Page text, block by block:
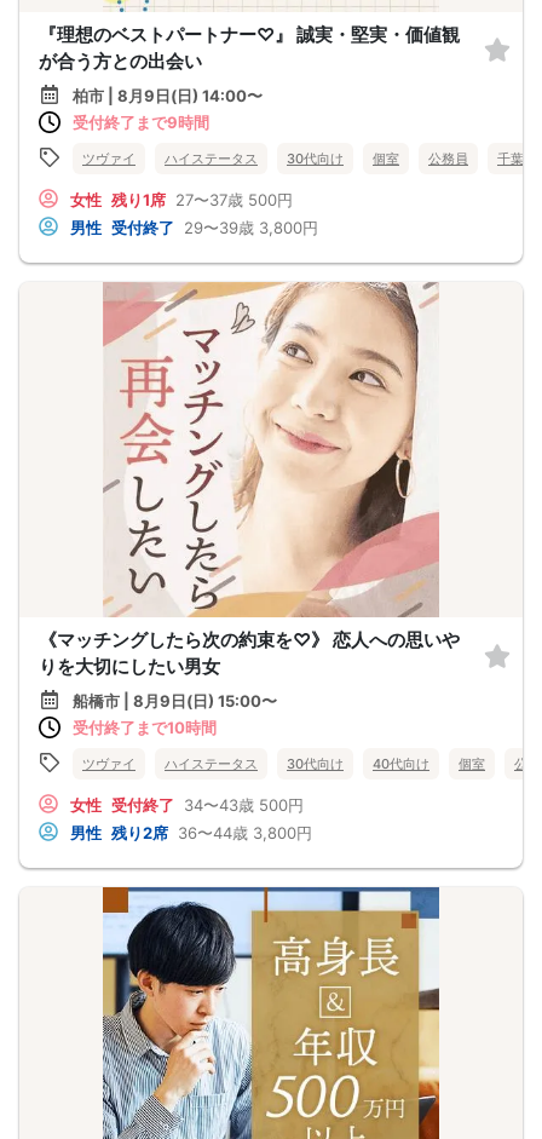
『理想のベストパートナー♡』 誠実・堅実・価値観
が合う方との出会い
柏市 | 8月9日(日) 14:00〜
受付終了まで9時間
ツヴァイ ハイステータス 30代向け 個室 公務員 千葉県
女性 残り1席 27〜37歳 500円
男性 受付終了 29〜39歳 3,800円
《マッチングしたら次の約束を♡》 恋人への思いや
りを大切にしたい男女
船橋市 | 8月9日(日) 15:00〜
受付終了まで10時間
ツヴァイ ハイステータス 30代向け 40代向け 個室 公
女性 受付終了 34〜43歳 500円
男性 残り2席 36〜44歳 3,800円